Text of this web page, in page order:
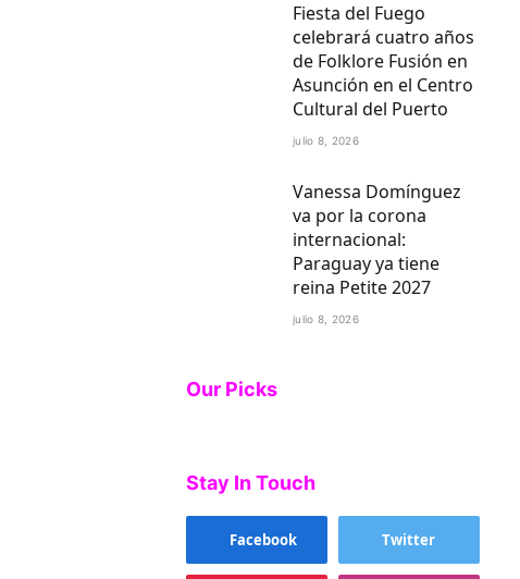
Fiesta del Fuego
celebrará cuatro años
de Folklore Fusión en
Asunción en el Centro
Cultural del Puerto
julio 8, 2026
Vanessa Domínguez
va por la corona
internacional:
Paraguay ya tiene
reina Petite 2027
julio 8, 2026
Our Picks
Stay In Touch
Facebook Twitter